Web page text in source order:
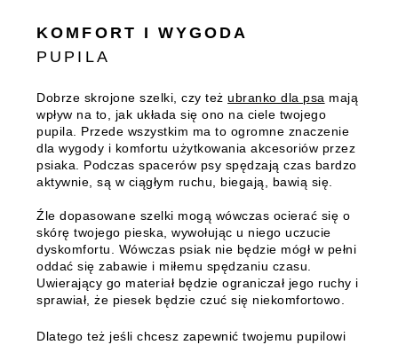
KOMFORT I WYGODA
PUPILA
Dobrze skrojone szelki, czy teżubranko dla psa mają
wpływ na to, jak układa się ono na ciele twojego
pupila. Przede wszystkim ma to ogromne znaczenie
dla wygody i komfortu użytkowania akcesoriów przez
psiaka. Podczas spacerów psy spędzają czas bardzo
aktywnie, są w ciągłym ruchu, biegają, bawią się.
Źle dopasowane szelki mogą wówczas ocierać się o
skórę twojego pieska, wywołując u niego uczucie
dyskomfortu.
Wówczas psiak nie będzie mógł w pełni
oddać się zabawie i miłemu spędzaniu czasu.
Uwierający go materiał będzie ograniczał jego ruchy i
sprawiał, że piesek będzie czuć się niekomfortowo.
Dlatego też jeśli chcesz zapewnić twojemu pupilowi